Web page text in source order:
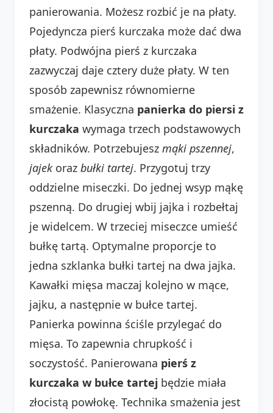
panierowania. Możesz rozbić je na płaty.
Pojedyncza pierś kurczaka może dać dwa
płaty. Podwójna pierś z kurczaka
zazwyczaj daje cztery duże płaty. W ten
sposób zapewnisz równomierne
smażenie. Klasyczna panierka do piersi z
kurczaka wymaga trzech podstawowych
składników. Potrzebujesz mąki pszennej,
jajek oraz bułki tartej. Przygotuj trzy
oddzielne miseczki. Do jednej wsyp mąkę
pszenną. Do drugiej wbij jajka i rozbełtaj
je widelcem. W trzeciej miseczce umieść
bułkę tartą. Optymalne proporcje to
jedna szklanka bułki tartej na dwa jajka.
Kawałki mięsa maczaj kolejno w mące,
jajku, a następnie w bułce tartej.
Panierka powinna ściśle przylegać do
mięsa. To zapewnia chrupkość i
soczystość. Panierowana pierś z
kurczaka w bułce tartej będzie miała
złocistą powłokę. Technika smażenia jest